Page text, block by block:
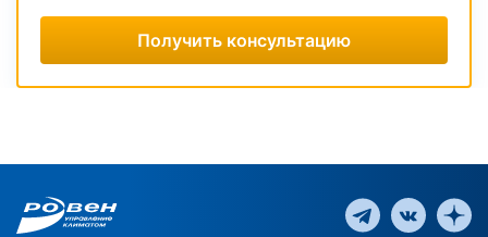
Получить консультацию